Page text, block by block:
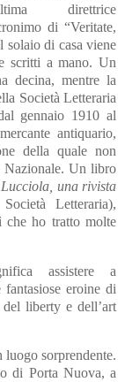
direttrice
di “Veritate,
solaio di casa viene
scritti a mano. Un
decina, mentre la
Società Letteraria
gennaio 1910 al
antiquario,
della quale non
Nazionale. Un libro
una rivista
Letteraria),
ho tratto molte
assistere a
eroine di
liberty e dell’art
sorprendente.
di Porta Nuova, a